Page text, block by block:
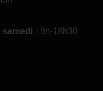
: 9h-18h30